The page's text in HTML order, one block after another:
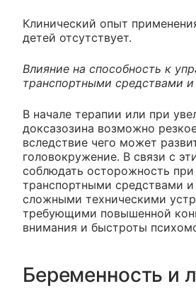
Клинический опыт
детей отсутствует.
Влияние на способность к
транспортными средствами
В начале терапии или при
доксазозина возможно
вследствие чего может
головокружение. В связи с
соблюдать осторожность при
транспортными средствами и
сложными техническими
требующими повышенной
внимания и быстроты
Беременность и